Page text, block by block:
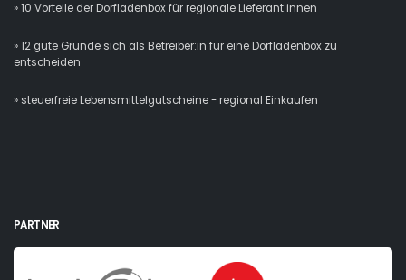
» 10 Vorteile der Dorfladenbox für regionale Lieferant:innen
» 12 gute Gründe sich als Betreiber:in für eine Dorfladenbox zu
entscheiden
» steuerfreie Lebensmittelgutscheine - regional Einkaufen
PARTNER